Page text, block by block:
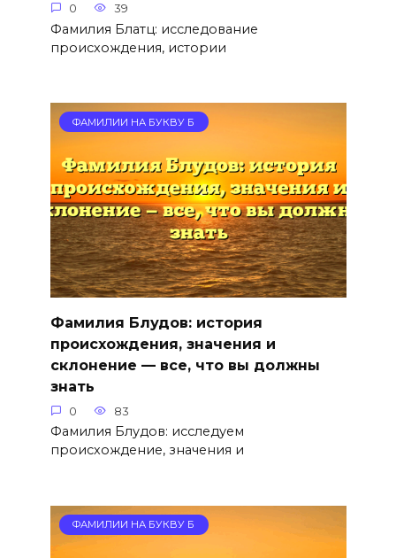
0 39
Фамилия Блатц: исследование
происхождения, истории
ФАМИЛИИ НА БУКВУ Б
Фамилия Блудов: история
происхождения, значения и
склонение — все, что вы должны
знать
0 83
Фамилия Блудов: исследуем
происхождение, значения и
ФАМИЛИИ НА БУКВУ Б